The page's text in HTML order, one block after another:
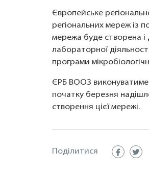
Європейське
регіональних мереж із
мережа буде створена і
лабораторної
програми
ЄРБ ВООЗ виконуватиме
початку березня
створення цієї мережі.
Поділитися